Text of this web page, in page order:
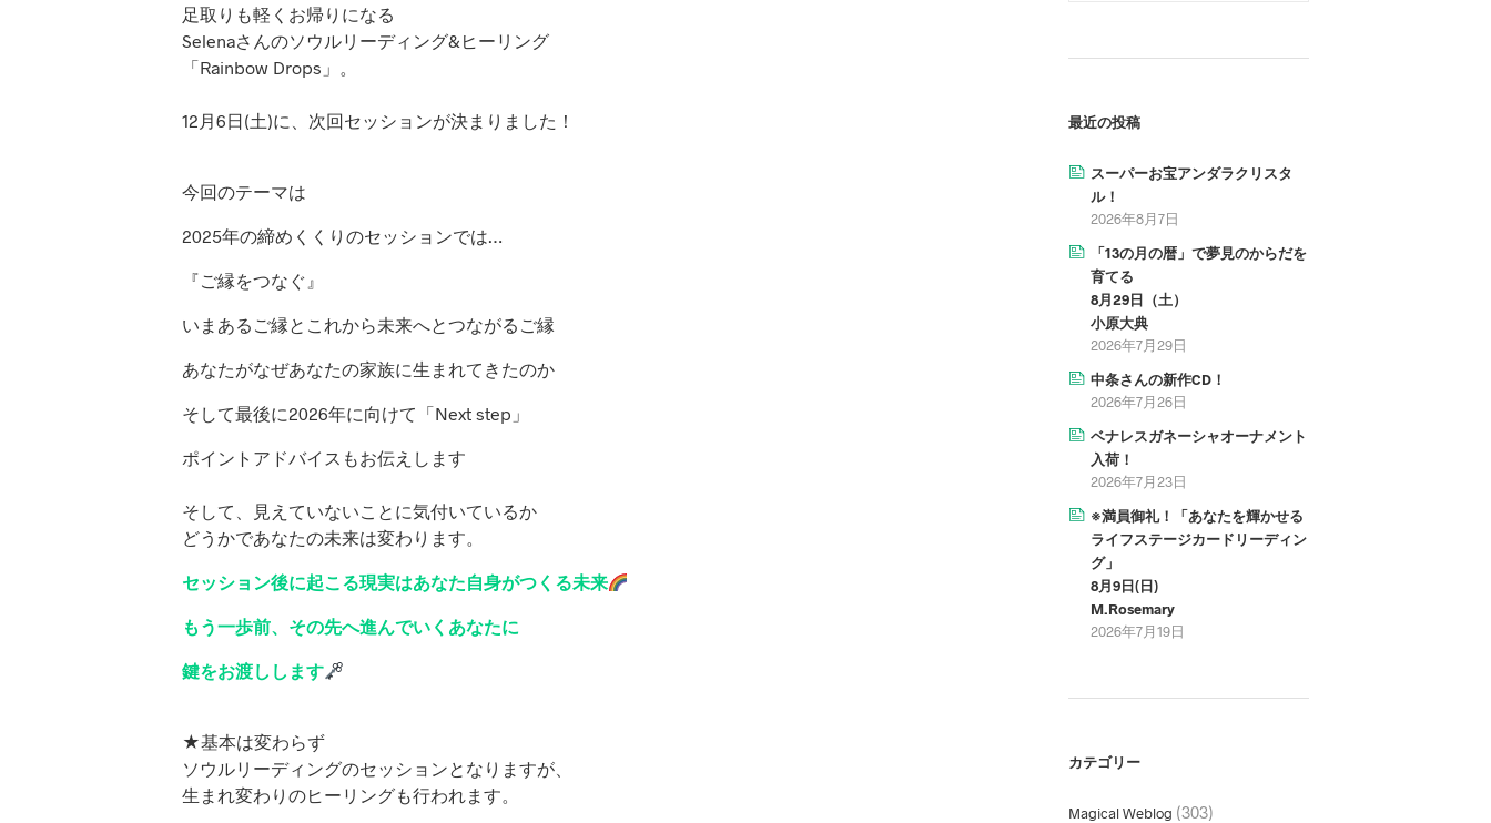
足取りも軽くお帰りになる
Selenaさんのソウルリーディング&ヒーリング
「Rainbow Drops」。
12月6日(土)に、次回セッションが決まりました！
今回のテーマは
2025年の締めくくりのセッションでは…
『ご縁をつなぐ』
いまあるご縁とこれから未来へとつながるご縁
あなたがなぜあなたの家族に生まれてきたのか
そして最後に2026年に向けて「Next step」
ポイントアドバイスもお伝えします
そして、見えていないことに気付いているか
どうかであなたの未来は変わります。
セッション後に起こる現実はあなた自身がつくる未来
もう一歩前、その先へ進んでいくあなたに
鍵をお渡しします
★基本は変わらず
ソウルリーディングのセッションとなりますが、
生まれ変わりのヒーリングも行われます。
最近の投稿
スーパーお宝アンダラクリスタ
ル！
2026年8月7日
「13の月の暦」で夢見のからだを
育てる
8月29日（土）
小原大典
2026年7月29日
中条さんの新作CD！
2026年7月26日
ベナレスガネーシャオーナメント
入荷！
2026年7月23日
※満員御礼！「あなたを輝かせる
ライフステージカードリーディン
グ」
8月9日(日)
M.Rosemary
2026年7月19日
カテゴリー
Magical Weblog (303)